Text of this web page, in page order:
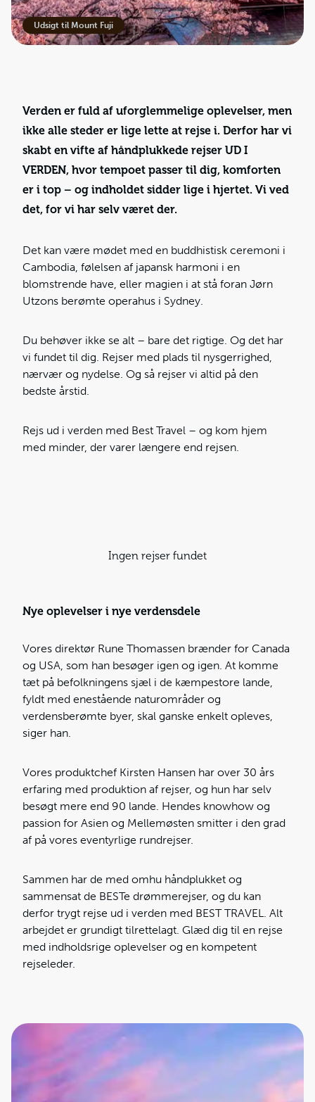
Udsigt til Mount Fuji
Verden er fuld af uforglemmelige oplevelser, men
ikke alle steder er lige lette at rejse i. Derfor har vi
skabt en vifte af håndplukkede rejser UD I
VERDEN, hvor tempoet passer til dig, komforten
er i top – og indholdet sidder lige i hjertet. Vi ved
det, for vi har selv været der.
Det kan være mødet med en buddhistisk ceremoni i
Cambodia, følelsen af japansk harmoni i en
blomstrende have, eller magien i at stå foran Jørn
Utzons berømte operahus i Sydney.
Du behøver ikke se alt – bare det rigtige. Og det har
vi fundet til dig. Rejser med plads til nysgerrighed,
nærvær og nydelse. Og så rejser vi altid på den
bedste årstid.
Rejs ud i verden med Best Travel – og kom hjem
med minder, der varer længere end rejsen.
Ingen rejser fundet
Nye oplevelser i nye verdensdele
Vores direktør Rune Thomassen brænder for Canada
og USA, som han besøger igen og igen. At komme
tæt på befolkningens sjæl i de kæmpestore lande,
fyldt med enestående naturområder og
verdensberømte byer, skal ganske enkelt opleves,
siger han.
Vores produktchef Kirsten Hansen har over 30 års
erfaring med produktion af rejser, og hun har selv
besøgt mere end 90 lande. Hendes knowhow og
passion for Asien og Mellemøsten smitter i den grad
af på vores eventyrlige rundrejser.
Sammen har de med omhu håndplukket og
sammensat de BESTe drømmerejser, og du kan
derfor trygt rejse ud i verden med BEST TRAVEL. Alt
arbejdet er grundigt tilrettelagt. Glæd dig til en rejse
med indholdsrige oplevelser og en kompetent
rejseleder.